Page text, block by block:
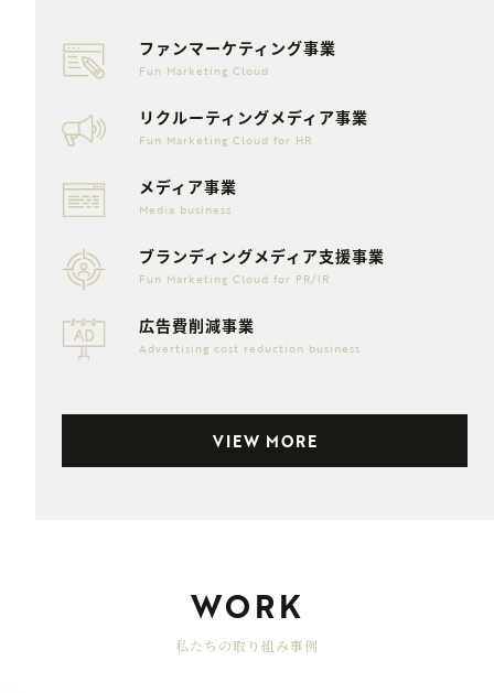
ファンマーケティング事業
Fun Marketing Cloud
リクルーティングメディア事業
Fun Marketing Cloud for HR
メディア事業
Media business
ブランディングメディア支援事業
Fun Marketing Cloud for PR/IR
広告費削減事業
Advertising cost reduction business
VIEW MORE
WORK
私たちの取り組み事例